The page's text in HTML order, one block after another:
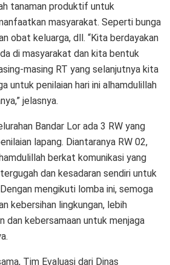
tanaman produktif untuk
masyarakat. Seperti bunga
obat keluarga, dll. “Kita berdayakan
di masyarakat dan kita bentuk
masing RT yang selanjutnya kita
untuk penilaian hari ini alhamdulillah
jelasnya.
Bandar Lor ada 3 RW yang
lapang. Diantaranya RW 02,
berkat komunikasi yang
dan kesadaran sendiri untuk
mengikuti lomba ini, semoga
kebersihan lingkungan, lebih
dan kebersamaan untuk menjaga
Tim Evaluasi dari Dinas